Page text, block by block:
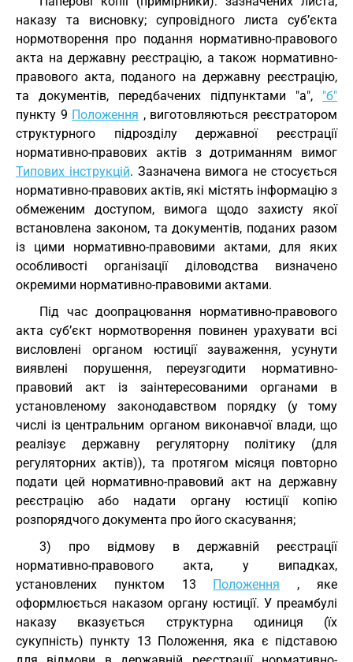
наказу та висновку; супровідного листа суб’єкта
нормотворення про подання нормативно-правового
акта на державну реєстрацію, а також нормативно-
правового акта, поданого на державну реєстрацію,
та документів, передбачених підпунктами "а", "б"
пункту 9 Положення , виготовляються реєстратором
структурного підрозділу державної реєстрації
нормативно-правових актів з дотриманням вимог
Типових інструкцій. Зазначена вимога не стосується
нормативно-правових актів, які містять інформацію з
обмеженим доступом, вимога щодо захисту якої
встановлена законом, та документів, поданих разом
із цими нормативно-правовими актами, для яких
особливості організації діловодства визначено
окремими нормативно-правовими актами.
Під час доопрацювання нормативно-правового
акта суб’єкт нормотворення повинен урахувати всі
висловлені органом юстиції зауваження, усунути
виявлені порушення, переузгодити нормативно-
правовий акт із заінтересованими органами в
установленому законодавством порядку (у тому
числі із центральним органом виконавчої влади, що
реалізує державну регуляторну політику (для
регуляторних актів)), та протягом місяця повторно
подати цей нормативно-правовий акт на державну
реєстрацію або надати органу юстиції копію
розпорядчого документа про його скасування;
3) про відмову в державній реєстрації
нормативно-правового акта, у випадках,
установлених пунктом 13 Положення , яке
оформлюється наказом органу юстиції. У преамбулі
наказу вказується структурна одиниця (їх
сукупність) пункту 13 Положення, яка є підставою